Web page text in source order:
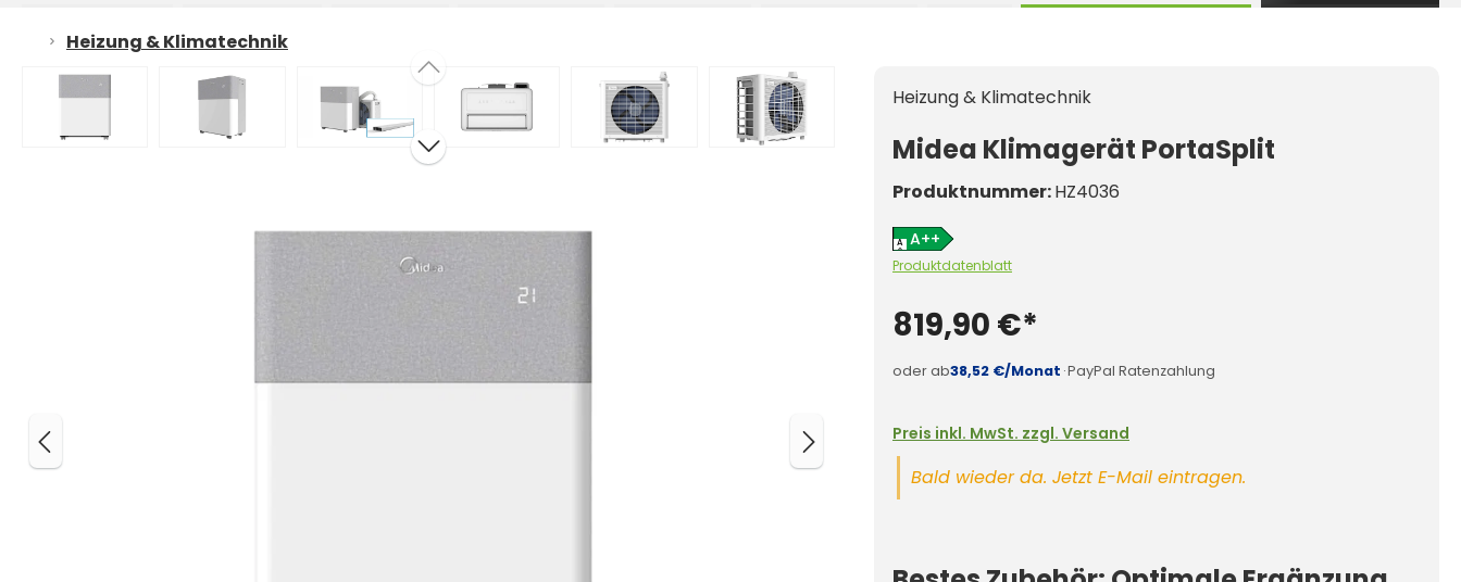
Heizung & Klimatechnik
Bildergalerie überspringen
Heizung & Klimatechnik
Midea Klimagerät PortaSplit
Produktnummer:HZ4036
A++
A
Produktdatenblatt
819,90 €*
oder ab38,52 €/Monat ·PayPal Ratenzahlung
Preis inkl. MwSt. zzgl. Versand
Bald wieder da. Jetzt E-Mail eintragen.